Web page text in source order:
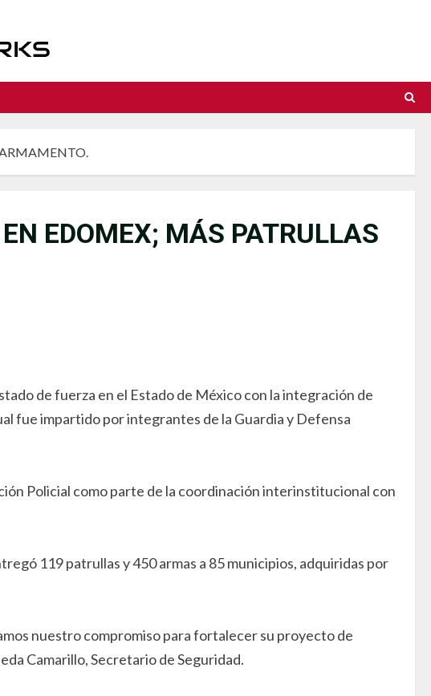
ARMAMENTO.
EDOMEX; MÁS PATRULLAS
de fuerza en el Estado de México con la integración de
fue impartido por integrantes de la Guardia y Defensa
Policial como parte de la coordinación interinstitucional con
119 patrullas y 450 armas a 85 municipios, adquiridas por
nuestro compromiso para fortalecer su proyecto de
Camarillo, Secretario de Seguridad.